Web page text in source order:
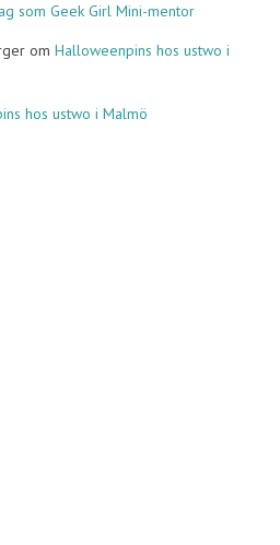
som Geek Girl Mini-mentor
om Halloweenpins hos ustwo i
hos ustwo i Malmö